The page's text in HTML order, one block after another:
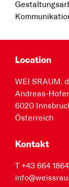
Location
WEI SRAUM.
Andreas-
6020
Österreich
Kontakt
T +43 664